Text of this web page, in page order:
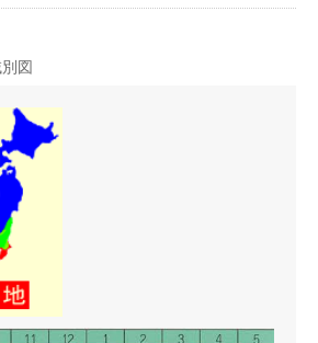
ではー５℃程度でも耐えるが、暑さには弱
が抑えられる。
とんど秋蒔き春〜初夏収穫。
る。
育苗
60〜140cm
2〜4条
10cm
2500〜3500株
図